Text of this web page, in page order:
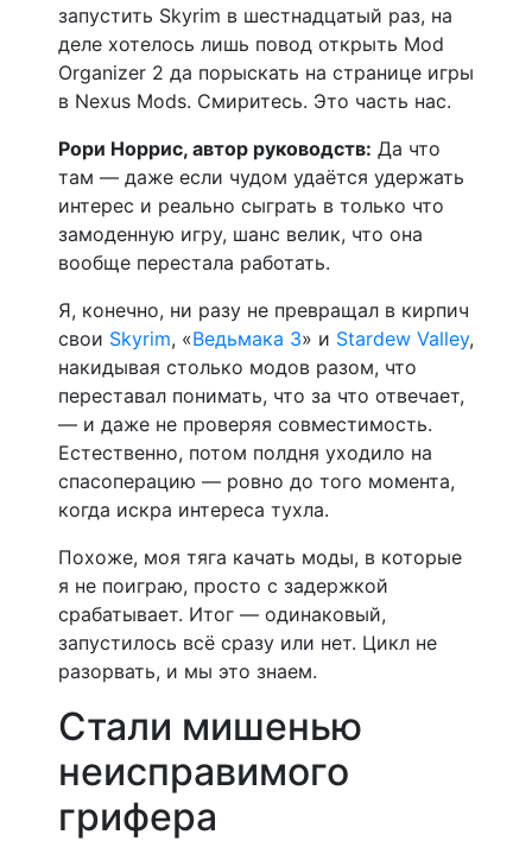
запустить Skyrim в шестнадцатый раз, на
деле хотелось лишь повод открыть Mod
Organizer 2 да порыскать на странице игры
в Nexus Mods. Смиритесь. Это часть нас.
Рори Норрис, автор руководств: Да что
там — даже если чудом удаётся удержать
интерес и реально сыграть в только что
замоденную игру, шанс велик, что она
вообще перестала работать.
Я, конечно, ни разу не превращал в кирпич
свои Skyrim, «Ведьмака 3» и Stardew Valley,
накидывая столько модов разом, что
переставал понимать, что за что отвечает,
— и даже не проверяя совместимость.
Естественно, потом полдня уходило на
спасоперацию — ровно до того момента,
когда искра интереса тухла.
Похоже, моя тяга качать моды, в которые
я не поиграю, просто с задержкой
срабатывает. Итог — одинаковый,
запустилось всё сразу или нет. Цикл не
разорвать, и мы это знаем.
Стали мишенью
неисправимого
грифера